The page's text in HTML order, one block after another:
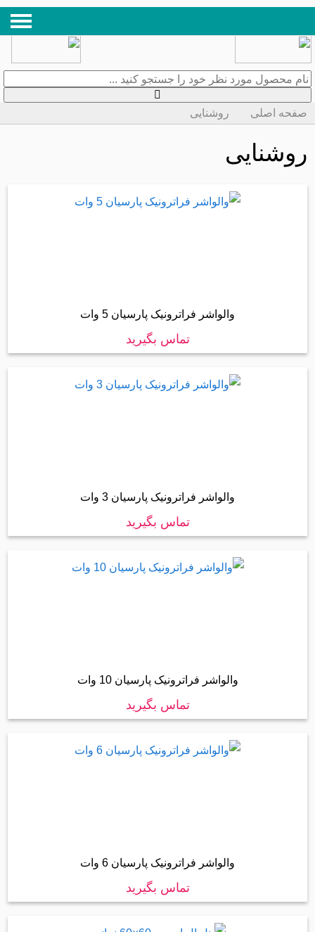
صفحه اصلی روشنایی
روشنایی
والواشر فراترونیک پارسیان 5 وات
تماس بگیرید
والواشر فراترونیک پارسیان 3 وات
تماس بگیرید
والواشر فراترونیک پارسیان 10 وات
تماس بگیرید
والواشر فراترونیک پارسیان 6 وات
تماس بگیرید